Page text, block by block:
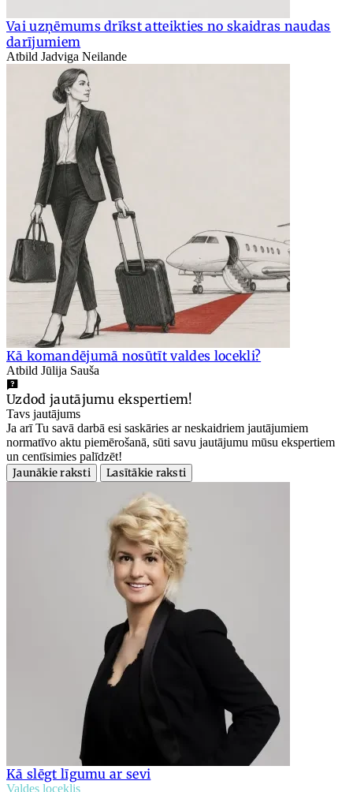
Vai uzņēmums drīkst atteikties no skaidras naudas
darījumiem
Atbild Jadviga Neilande
Kā komandējumā nosūtīt valdes locekli?
Atbild Jūlija Sauša
Uzdod jautājumu ekspertiem!
Tavs jautājums
Ja arī Tu savā darbā esi saskāries ar neskaidriem jautājumiem
normatīvo aktu piemērošanā, sūti savu jautājumu mūsu ekspertiem
un centīsimies palīdzēt!
Jaunākie raksti
Lasītākie raksti
Kā slēgt līgumu ar sevi
Valdes loceklis